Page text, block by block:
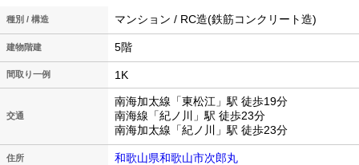
種別 / 構造 マンション / RC造(鉄筋コンクリート造)
建物階建 5階
間取り一例 1K
交通
南海加太線「東松江」駅 徒歩19分
南海線「紀ノ川」駅 徒歩23分
南海加太線「紀ノ川」駅 徒歩23分
住所 和歌山県和歌山市次郎丸